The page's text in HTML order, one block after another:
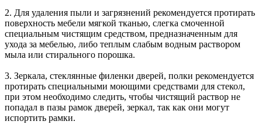
2. Для удаления пыли и загрязнений рекомендуется протирать
поверхность мебели мягкой тканью, слегка смоченной
специальным чистящим средством, предназначенным для
ухода за мебелью, либо теплым слабым водным раствором
мыла или стирального порошка.
3. Зеркала, стеклянные филенки дверей, полки рекомендуется
протирать специальными моющими средствами для стекол,
при этом необходимо следить, чтобы чистящий раствор не
попадал в пазы рамок дверей, зеркал, так как они могут
испортить рамки.